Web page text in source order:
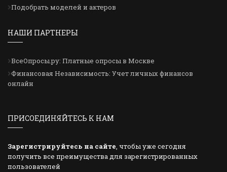
Подобрать моделей и актеров
НАШИ ПАРТНЕРЫ
ВсеОпросы.ру: Платные опросы в Москве
Финансовая Независимость: Учет личных финансов
онлайн
ПРИСОЕДИНЯЙТЕСЬ К НАМ
Зарегистрируйтесь на сайте, чтобы уже сегодня
получить все преимущества для зарегистрированных
пользователей